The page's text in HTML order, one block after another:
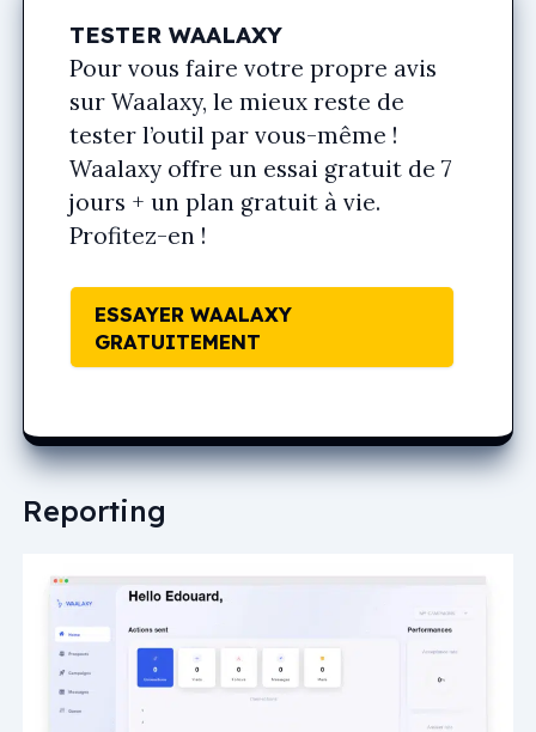
TESTER WAALAXY
Pour vous faire votre propre avis
sur Waalaxy, le mieux reste de
tester l’outil par vous-même !
Waalaxy offre un essai gratuit de 7
jours + un plan gratuit à vie.
Profitez-en !
ESSAYER WAALAXY
GRATUITEMENT
Reporting